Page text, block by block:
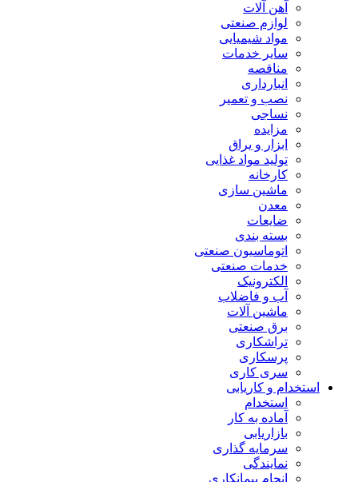
آهن آلات
لوازم صنعتی
مواد شیمیایی
سایر خدمات
مناقصه
انبارداری
نصب و تعمیر
نساجی
مزایده
ابزار و یراق
تولید مواد غذایی
کارخانه
ماشین سازی
معدن
ضایعات
بسته بندی
اتوماسیون صنعتی
خدمات صنعتی
الکترونیک
آب و فاضلاب
ماشین آلات
برق صنعتی
تراشکاری
پرسکاری
سری کاری
استخدام و کاریابی
استخدام
آماده به کار
بازاریابی
سرمایه گذاری
نمایندگی
انجام پیمانکاری